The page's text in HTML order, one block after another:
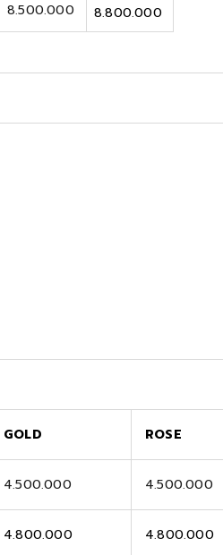
8.500.000 8.800.000
GOLD ROSE
4.500.000 4.500.000
4.800.000 4.800.000